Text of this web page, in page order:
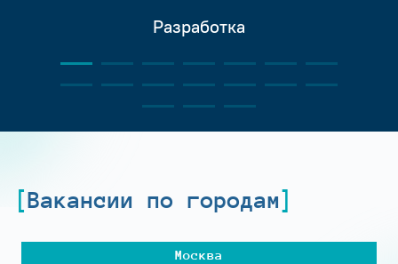
Разработка
Вакансии по городам
Москва